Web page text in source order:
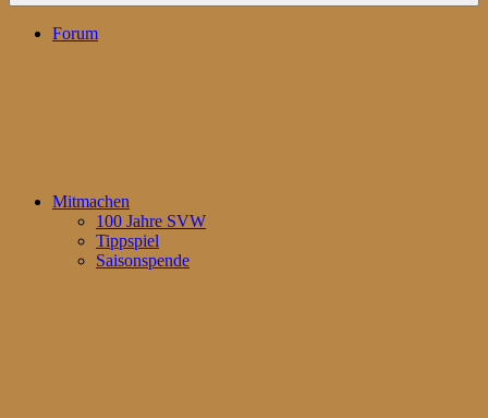
Forum
Mitmachen
100 Jahre SVW
Tippspiel
Saisonspende